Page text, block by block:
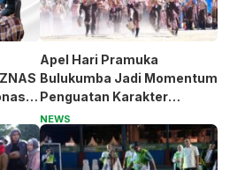
Apel Hari Pramuka
Bulukumba Jadi Momentum
Penguatan Karakter
Generasi Muda
NEWS